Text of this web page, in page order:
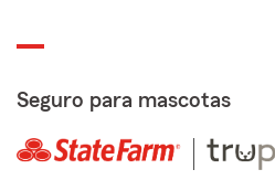
Seguro para mascotas